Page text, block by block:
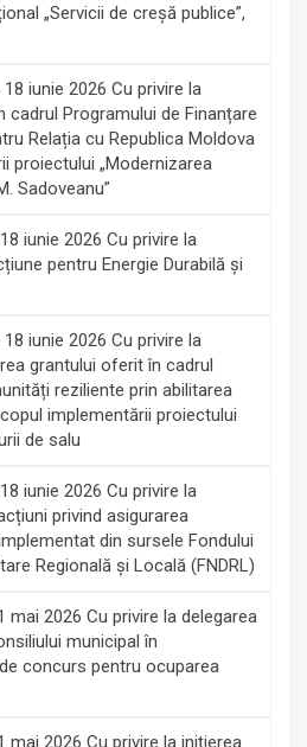
„Servicii de creșă publice”,
iunie 2026 Cu privire la
cadrul Programului de Finanțare
Relația cu Republica Moldova
proiectului „Modernizarea
Sadoveanu”
iunie 2026 Cu privire la
pentru Energie Durabilă și
iunie 2026 Cu privire la
grantului oferit în cadrul
reziliente prin abilitarea
implementării proiectului
de salu
iunie 2026 Cu privire la
privind asigurarea
din sursele Fondului
Regională și Locală (FNDRL)
mai 2026 Cu privire la delegarea
municipal în
concurs pentru ocuparea
mai 2026 Cu privire la inițierea